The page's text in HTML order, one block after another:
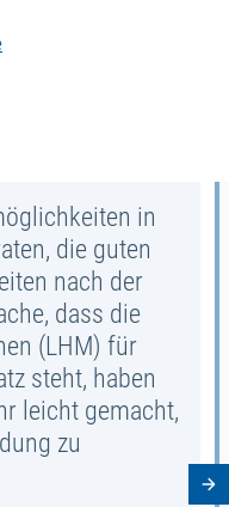
in
die guten
nach der
dass die
(LHM) für
steht, haben
leicht gemacht,
zu